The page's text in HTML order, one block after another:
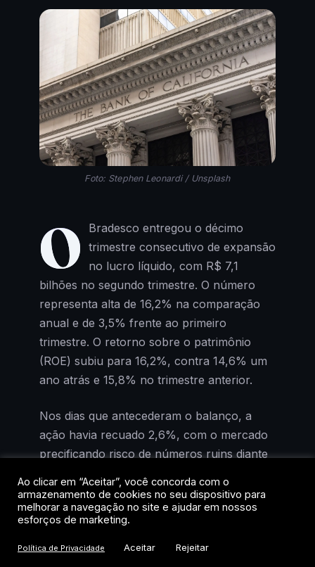
Foto: Stephen Leonardi / Unsplash
O
Bradesco entregou o décimo
trimestre consecutivo de expansão
no lucro líquido, com R$ 7,1
bilhões no segundo trimestre. O número
representa alta de 16,2% na comparação
anual e de 3,5% frente ao primeiro
trimestre. O retorno sobre o patrimônio
(ROE) subiu para 16,2%, contra 14,6% um
ano atrás e 15,8% no trimestre anterior.
Nos dias que antecederam o balanço, a
ação havia recuado 2,6%, com o mercado
precificando risco de números ruins diante
macroeconômico. Os resultados mostraram
o contrário: receitas dentro do esperado,
despesas crescendo abaixo da inflação
acumulada em 12 meses e crédito em
Ao clicar em “Aceitar”, você concorda com o
armazenamento de cookies no seu dispositivo para
melhorar a navegação no site e ajudar em nossos
esforços de marketing.
Política de Privacidade Aceitar Rejeitar